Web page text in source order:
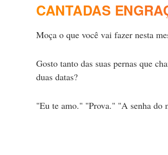
CANTADAS
Moça o que você vai fazer nesta
Gosto tanto das suas pernas que
duas datas?
"Eu te amo." "Prova." "A senha do